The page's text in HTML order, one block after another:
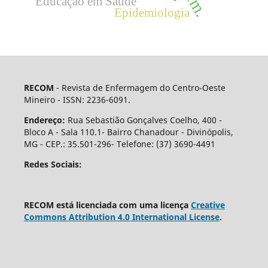
Epidemiologia
RECOM - Revista de Enfermagem do Centro-Oeste
Mineiro - ISSN: 2236-6091.
Endereço: Rua Sebastião Gonçalves Coelho, 400 -
Bloco A - Sala 110.1- Bairro Chanadour - Divinópolis,
MG - CEP.: 35.501-296- Telefone: (37) 3690-4491
Redes Sociais:
RECOM está licenciada com uma licença Creative
Commons Attribution 4.0 International License.